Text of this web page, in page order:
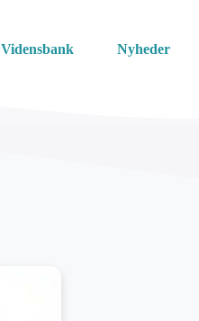
Vidensbank Nyheder